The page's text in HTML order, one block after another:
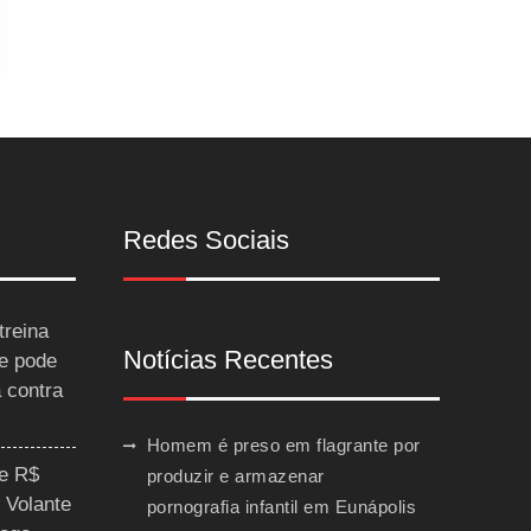
pode
contra
R$
Redes Sociais
Notícias Recentes
Homem é preso em flagrante por
produzir e armazenar
pornografia infantil em Eunápolis